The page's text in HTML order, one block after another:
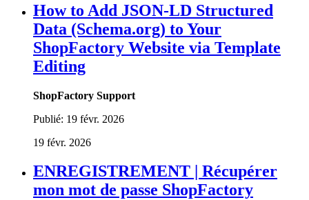
How to Add JSON-LD Structured
Data (Schema.org) to Your
ShopFactory Website via Template
Editing
ShopFactory Support
Publié: 19 févr. 2026
19 févr. 2026
ENREGISTREMENT | Récupérer
mon mot de passe ShopFactory